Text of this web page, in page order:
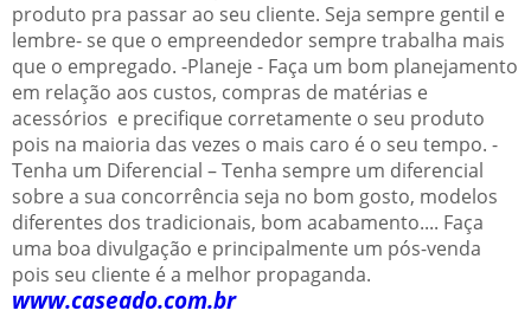
produto pra passar ao seu cliente. Seja sempre gentil e
lembre- se que o empreendedor sempre trabalha mais
que o empregado. -Planeje - Faça um bom planejamento
em relação aos custos, compras de matérias e
acessórios e precifique corretamente o seu produto
pois na maioria das vezes o mais caro é o seu tempo. -
Tenha um Diferencial – Tenha sempre um diferencial
sobre a sua concorrência seja no bom gosto, modelos
diferentes dos tradicionais, bom acabamento.... Faça
uma boa divulgação e principalmente um pós-venda
pois seu cliente é a melhor propaganda.
www.caseado.com.br